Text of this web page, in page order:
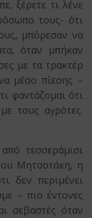
ξέρετε τι λένε
τους- ότι
μπόρεσαν να
όταν μπήκαν
με τα τρακτέρ
μέσο πίεσης –
φαντάζομαι ότι
τους αγρότες.
τεσσεράμισι
Μητσοτάκη, η
δεν περιμένει
– πιο έντονες
σεβαστές όταν